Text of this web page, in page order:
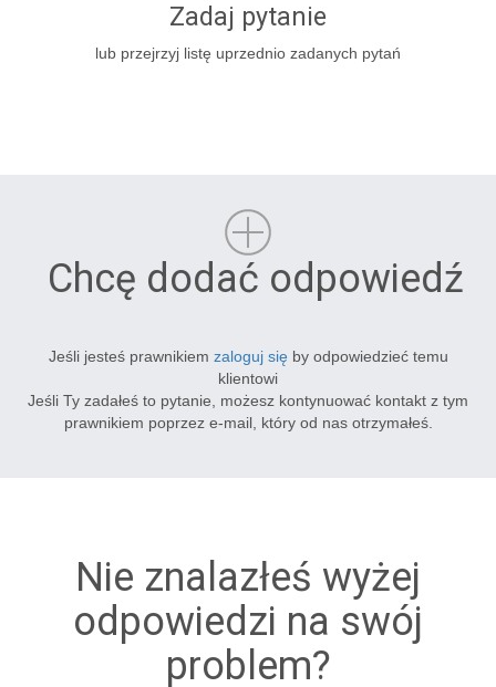
Zadaj pytanie
lub przejrzyj listę uprzednio zadanych pytań
Chcę dodać odpowiedź
Jeśli jesteś prawnikiem zaloguj się by odpowiedzieć temu
klientowi
Jeśli Ty zadałeś to pytanie, możesz kontynuować kontakt z tym
prawnikiem poprzez e-mail, który od nas otrzymałeś.
Nie znalazłeś wyżej
odpowiedzi na swój
problem?